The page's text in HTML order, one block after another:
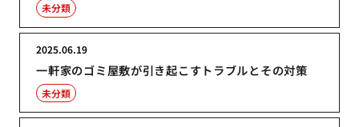
未分類
一軒家のゴミ屋敷が引き起こすトラブルとその対策
2025.06.19
未分類